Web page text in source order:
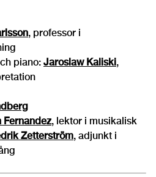
, professor i
piano: Jaroslaw Kaliski,
Fernandez, lektor i musikalisk
Zetterström, adjunkt i